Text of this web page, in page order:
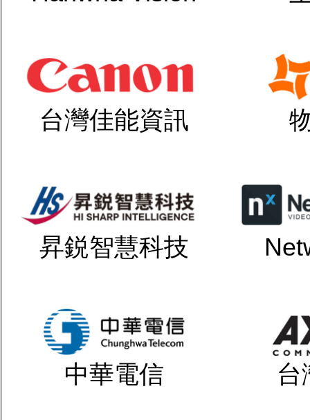
台灣佳能資訊
昇鋭智慧科技
中華電信 台